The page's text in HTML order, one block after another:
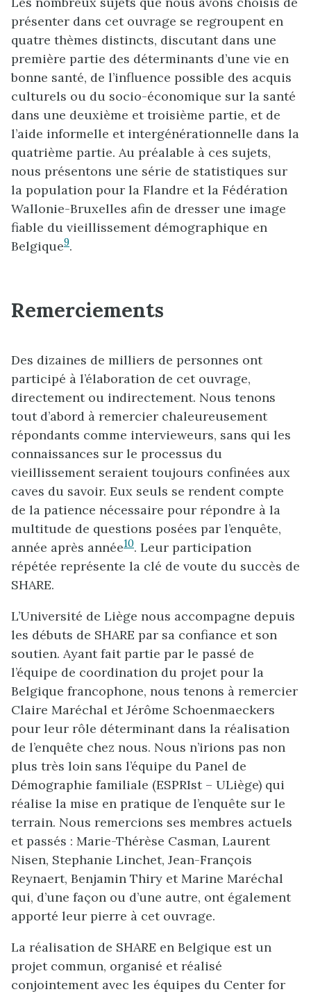
présenter dans cet ouvrage se regroupent en
quatre thèmes distincts, discutant dans une
première partie des déterminants d’une vie en
bonne santé, de l’influence possible des acquis
culturels ou du socio-économique sur la santé
dans une deuxième et troisième partie, et de
l’aide informelle et intergénérationnelle dans la
quatrième partie. Au préalable à ces sujets,
nous présentons une série de statistiques sur
la population pour la Flandre et la Fédération
Wallonie-Bruxelles afin de dresser une image
fiable du vieillissement démographique en
Belgique9.
Remerciements
Des dizaines de milliers de personnes ont
participé à l’élaboration de cet ouvrage,
directement ou indirectement. Nous tenons
tout d’abord à remercier chaleureusement
répondants comme intervieweurs, sans qui les
connaissances sur le processus du
vieillissement seraient toujours confinées aux
caves du savoir. Eux seuls se rendent compte
de la patience nécessaire pour répondre à la
multitude de questions posées par l’enquête,
année après année10. Leur participation
répétée représente la clé de voute du succès de
SHARE.
L’Université de Liège nous accompagne depuis
les débuts de SHARE par sa confiance et son
soutien. Ayant fait partie par le passé de
l’équipe de coordination du projet pour la
Belgique francophone, nous tenons à remercier
Claire Maréchal et Jérôme Schoenmaeckers
pour leur rôle déterminant dans la réalisation
de l’enquête chez nous. Nous n’irions pas non
plus très loin sans l’équipe du Panel de
Démographie familiale (ESPRIst – ULiège) qui
réalise la mise en pratique de l’enquête sur le
terrain. Nous remercions ses membres actuels
et passés : Marie-Thérèse Casman, Laurent
Nisen, Stephanie Linchet, Jean-François
Reynaert, Benjamin Thiry et Marine Maréchal
qui, d’une façon ou d’une autre, ont également
apporté leur pierre à cet ouvrage.
La réalisation de SHARE en Belgique est un
projet commun, organisé et réalisé
conjointement avec les équipes du Center for